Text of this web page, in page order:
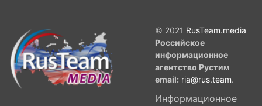
© 2021 RusTeam.media
Российское
информационное
агентство Рустим
email: ria@rus.team.
Информационное